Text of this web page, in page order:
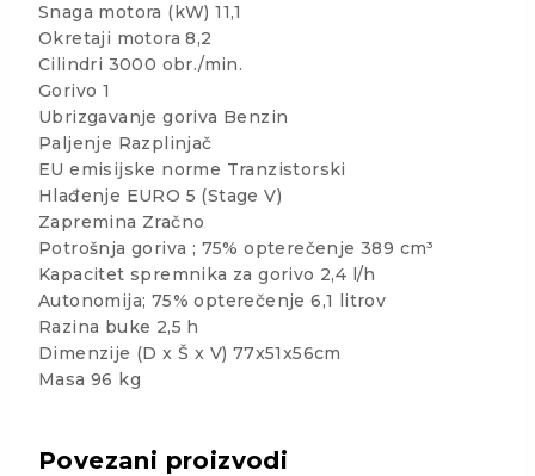
Snaga motora (kW) 11,1
Okretaji motora 8,2
Cilindri 3000 obr./min.
Gorivo 1
Ubrizgavanje goriva Benzin
Paljenje Razplinjač
EU emisijske norme Tranzistorski
Hlađenje EURO 5 (Stage V)
Zapremina Zračno
Potrošnja goriva ; 75% opterečenje 389 cm³
Kapacitet spremnika za gorivo 2,4 l/h
Autonomija; 75% opterečenje 6,1 litrov
Razina buke 2,5 h
Dimenzije (D x Š x V) 77x51x56cm
Masa 96 kg
Povezani proizvodi